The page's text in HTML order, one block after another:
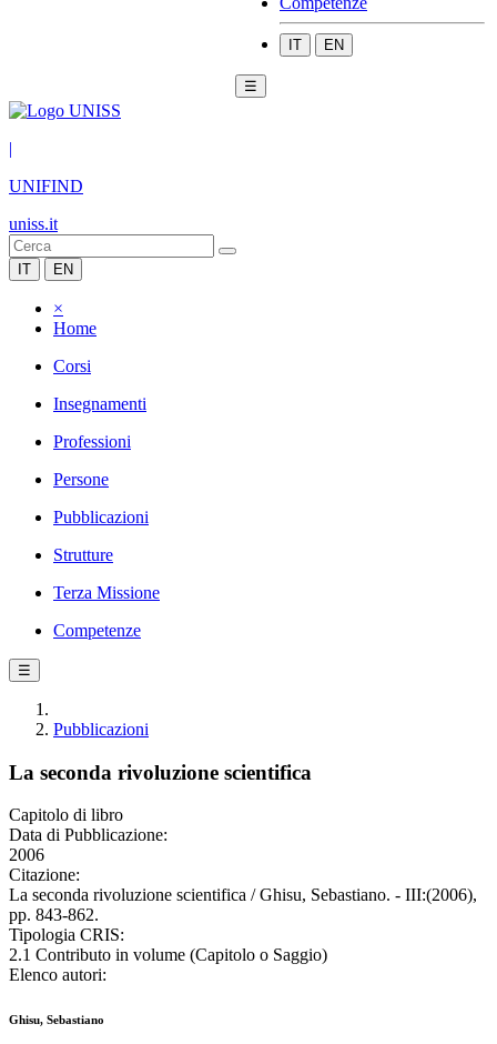
IT EN
☰
|
UNIFIND
uniss.it
IT EN
×
Home
Corsi
Insegnamenti
Professioni
Persone
Pubblicazioni
Strutture
Terza Missione
Competenze
☰
Pubblicazioni
La seconda rivoluzione scientifica
Capitolo di libro
Data di Pubblicazione:
2006
Citazione:
La seconda rivoluzione scientifica / Ghisu, Sebastiano. - III:(2006),
pp. 843-862.
Tipologia CRIS:
2.1 Contributo in volume (Capitolo o Saggio)
Elenco autori:
Ghisu, Sebastiano